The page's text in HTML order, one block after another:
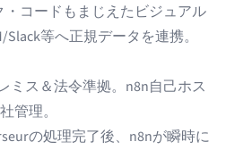
コードもまじえたビジュアル
等へ正規データを連携。
ミス＆法令準拠。n8n自己ホス
管理。
の処理完了後、n8nが瞬時に